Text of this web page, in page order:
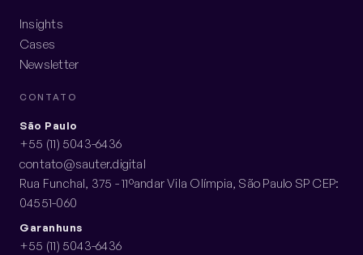
Insights
Cases
Newsletter
CONTATO
São Paulo
+55 (11) 5043-6436
contato@sauter.digital
Rua Funchal, 375 - 11ºandar Vila Olímpia, São Paulo SP CEP:
04551-060
Garanhuns
+55 (11) 5043-6436